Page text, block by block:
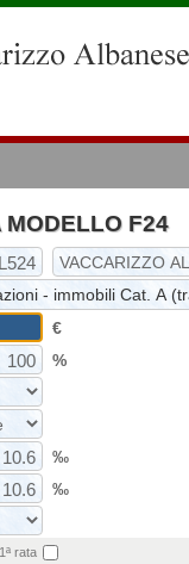
F24
€
%
‰
‰
rata